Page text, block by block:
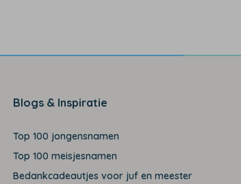
Blogs & Inspiratie
Top 100 jongensnamen
Top 100 meisjesnamen
Bedankcadeautjes voor juf en meester